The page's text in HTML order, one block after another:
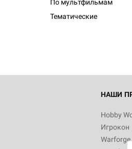
По мультфильмам
Тематические
НАШИ
Hobby
Игрокон
Warforge
Hobby World Берсерк.